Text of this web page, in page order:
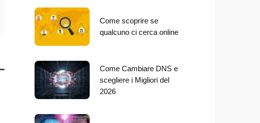
Come scoprire se
qualcuno ci cerca online
Come Cambiare DNS e
scegliere i Migliori del
2026